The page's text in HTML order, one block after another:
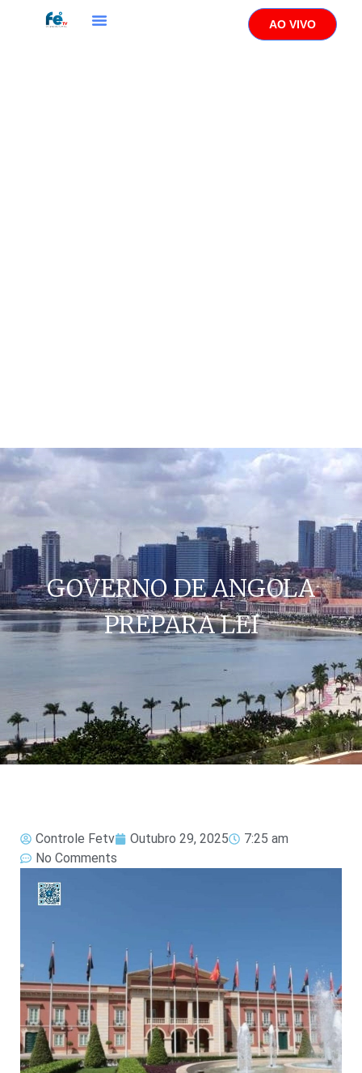
AO VIVO
GOVERNO DE ANGOLA
PREPARA LEI
Controle Fetv Outubro 29, 2025
7:25 am
No Comments